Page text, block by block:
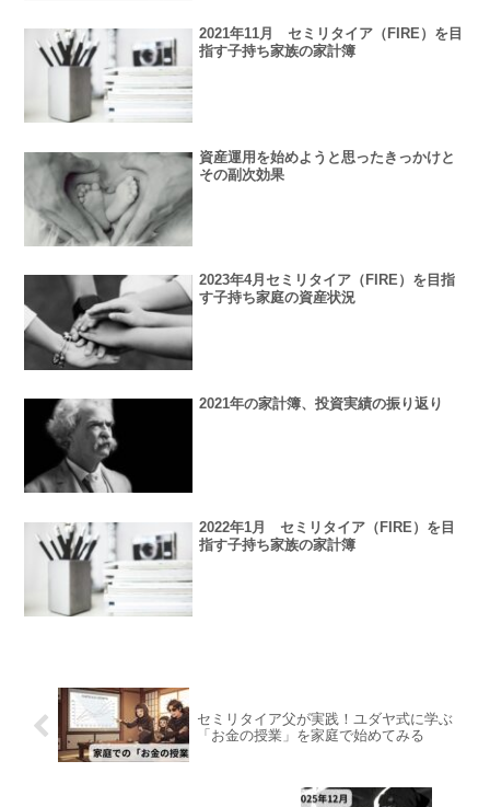
2021年11月 セミリタイア（FIRE）を目
指す子持ち家族の家計簿
資産運用を始めようと思ったきっかけと
その副次効果
2023年4月セミリタイア（FIRE）を目指
す子持ち家庭の資産状況
2021年の家計簿、投資実績の振り返り
2022年1月 セミリタイア（FIRE）を目
指す子持ち家族の家計簿
セミリタイア父が実践！ユダヤ式に学ぶ
「お金の授業」を家庭で始めてみる